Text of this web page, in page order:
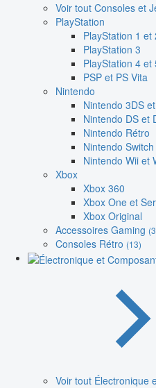
Voir tout Consoles et
PlayStation
PlayStation 1 et
PlayStation 3
PlayStation 4 et
PSP et PS Vita
Nintendo
Nintendo 3DS
Nintendo DS et
Nintendo Rétro
Nintendo Switch
Nintendo Wii et
Xbox
Xbox 360
Xbox One et
Xbox Original
Accessoires Gaming
Consoles Rétro (13)
Voir tout Électronique